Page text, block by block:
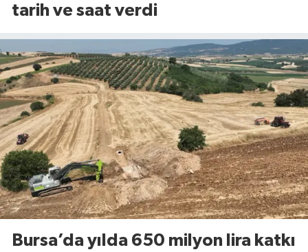
tarih ve saat verdi
Bursa’da yılda 650 milyon lira katkı